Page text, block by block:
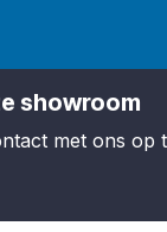
showroom
met ons op